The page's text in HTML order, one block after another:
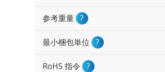
参考重量 ?
最小梱包単位 ?
RoHS 指令 ?